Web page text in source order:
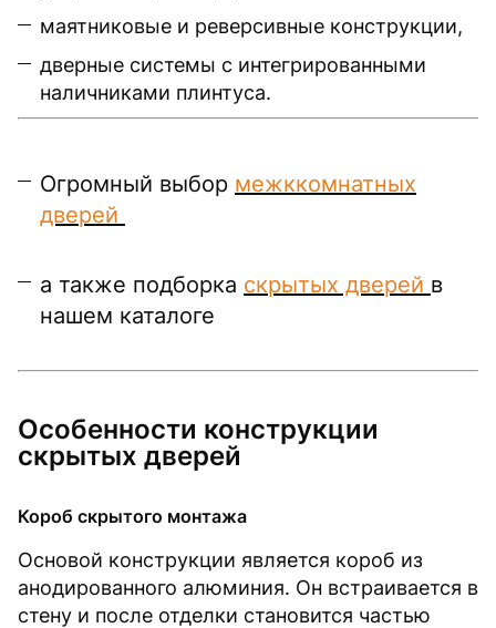
маятниковые и реверсивные конструкции,
дверные системы с интегрированными
наличниками плинтуса.
Огромный выбор межккомнатных
дверей
а также подборка скрытых дверей в
нашем каталоге
Особенности конструкции
скрытых дверей
Короб скрытого монтажа
Основой конструкции является короб из
анодированного алюминия. Он встраивается в
стену и после отделки становится частью